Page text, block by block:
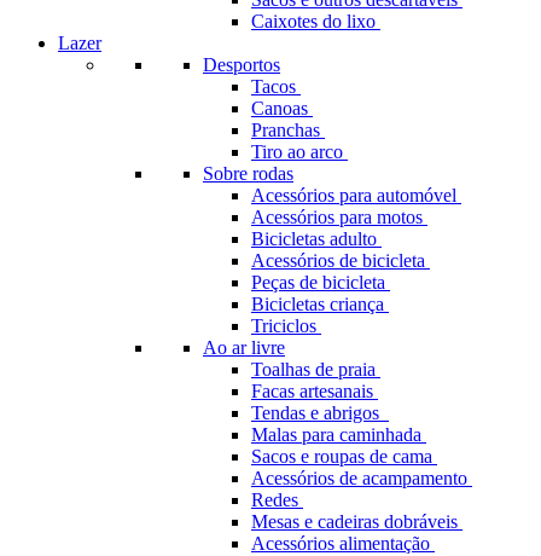
Caixotes do lixo
Lazer
Desportos
Tacos
Canoas
Pranchas
Tiro ao arco
Sobre rodas
Acessórios para automóvel
Acessórios para motos
Bicicletas adulto
Acessórios de bicicleta
Peças de bicicleta
Bicicletas criança
Triciclos
Ao ar livre
Toalhas de praia
Facas artesanais
Tendas e abrigos
Malas para caminhada
Sacos e roupas de cama
Acessórios de acampamento
Redes
Mesas e cadeiras dobráveis
Acessórios alimentação